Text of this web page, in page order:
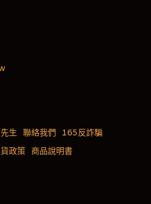
生 聯絡我們
165反詐騙
政策 商品說明書